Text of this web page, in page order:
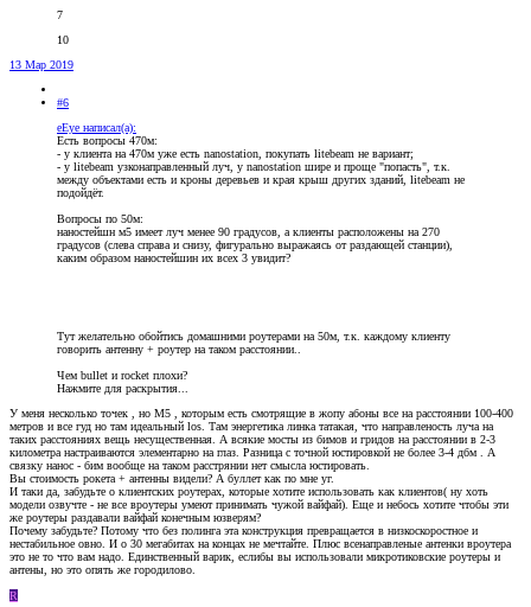
7
10
13 Мар 2019
#6
eEye написал(а):
Есть вопросы 470м:
- у клиента на 470м уже есть nanostation, покупать litebeam не вариант;
- у litebeam узконаправленный луч, у nanostation шире и проще "попасть", т.к.
между объектами есть и кроны деревьев и края крыш других зданий, litebeam не
подойдёт.
Вопросы по 50м:
наностейшн м5 имеет луч менее 90 градусов, а клиенты расположены на 270
градусов (слева справа и снизу, фигурально выражаясь от раздающей станции),
каким образом наностейшин их всех 3 увидит?
Тут желательно обойтись домашними роутерами на 50м, т.к. каждому клиенту
говорить антенну + роутер на таком расстоянии..
Чем bullet и rocket плохи?
Нажмите для раскрытия...
У меня несколько точек , но М5 , которым есть смотрящие в жопу абоны все на расстоянии 100-400
метров и все гуд но там идеальный los. Там энергетика линка татакая, что направленость луча на
таких расстояниях вещь несущественная. А всякие мосты из бимов и гридов на расстоянии в 2-3
километра настраиваются элементарно на глаз. Разница с точной юстировкой не более 3-4 дбм . А
связку нанос - бим вообще на таком расстрянии нет смысла юстировать.
Вы стоимость рокета + антенны видели? А буллет как по мне уг.
И таки да, забудьте о клиентских роутерах, которые хотите использовать как клиентов( ну хоть
модели озвучте - не все вроутеры умеют принимать чужой вайфай). Еще и небось хотите чтобы эти
же роутеры раздавали вайфай конечным юзверям?
Почему забудьте? Потому что без полинга эта конструкция превращается в низкоскоростное и
нестабильное овно. И о 30 мегабитах на концах не мечтайте. Плюс всенаправленые антенки вроутера
это не то что вам надо. Единственный варик, еслибы вы использовали микротиковские роутеры и
антены, но это опять же городилово.
R